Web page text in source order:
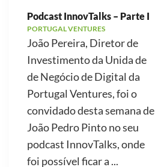
Podcast InnovTalks – Parte I
PORTUGAL VENTURES
João Pereira, Diretor de
Investimento da Unida de
de Negócio de Digital da
Portugal Ventures, foi o
convidado desta semana de
João Pedro Pinto no seu
podcast InnovTalks, onde
foi possível ficar a ...